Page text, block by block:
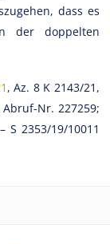
dass es
der doppelten
, Az. 8 K 2143/21,
Abruf-Nr. 227259;
S 2353/19/10011